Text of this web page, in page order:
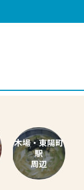
木場・東陽町
駅
周辺